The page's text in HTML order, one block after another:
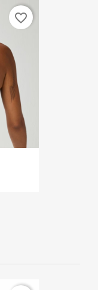
favorite_border